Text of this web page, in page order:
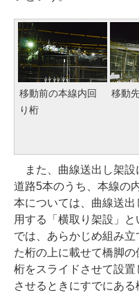
移動前の本線内回
り桁
移動
また、曲線送出し架設
道路5本のうち、本線の
本については、曲線送
用する「横取り架設」
では、あらかじめ組み
た桁の上に載せて橋脚
桁をスライドさせて設
させるときにすでにあ